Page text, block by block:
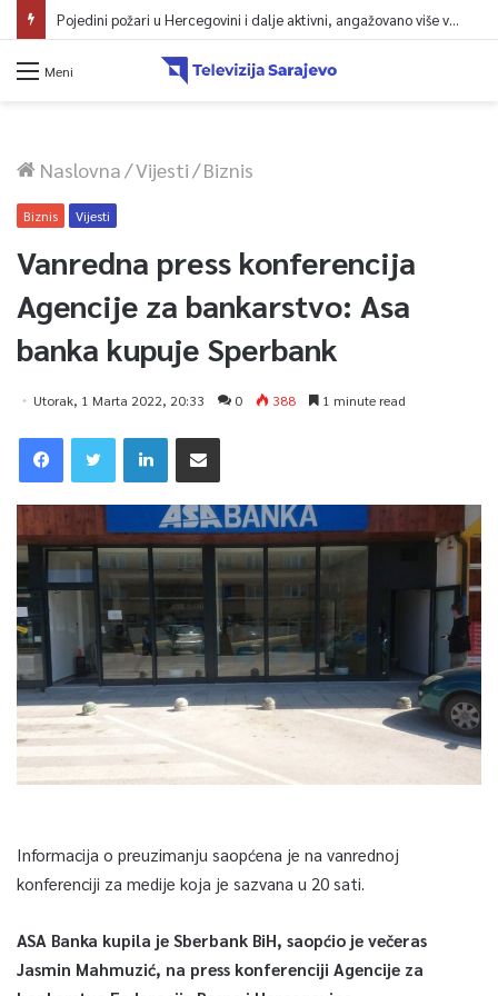
Pojedini požari u Hercegovini i dalje aktivni, angažovano više vatrogasaca i helikopter
Meni
Naslovna/Vijesti/Biznis
Biznis Vijesti
Vanredna press konferencija
Agencije za bankarstvo: Asa
banka kupuje Sperbank
Utorak, 1 Marta 2022, 20:33 0 388 1 minute read
Informacija o preuzimanju saopćena je na vanrednoj
konferenciji za medije koja je sazvana u 20 sati.
ASA Banka kupila je Sberbank BiH, saopćio je večeras
Jasmin Mahmuzić, na press konferenciji Agencije za